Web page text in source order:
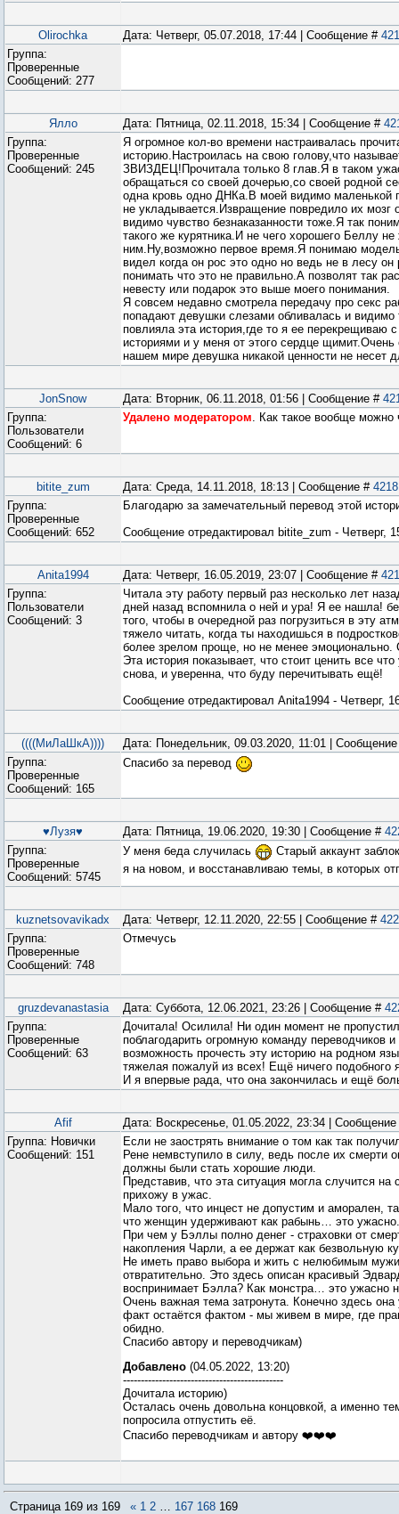
Olirochka Дата: Четверг, 05.07.2018, 17:44 | Сообщение #
Группа:
Проверенные
Сообщений: 277
Ялло Дата: Пятница, 02.11.2018, 15:34 | Сообщение #
Группа:
Проверенные
Сообщений: 245
Я огромное кол-во времени настраивалась
историю.Настроилась на свою голову,что
ЗВИЗДЕЦ!Прочитала только 8 глав.Я в таком
обращаться со своей дочерью,со своей родной
одна кровь одно ДНКа.В моей видимо маленькой
не укладывается.Извращение повредило их мозг
видимо чувство безнаказанности тоже.Я так
такого же курятника.И не чего хорошего Беллу
ним.Ну,возможно первое время.Я понимаю
видел когда он рос это одно но ведь не в лесу
понимать что это не правильно.А позволят так
невесту или подарок это выше моего понимания.
Я совсем недавно смотрела передачу про секс
попадают девушки слезами обливалась и видимо
повлияла эта история,где то я ее перекрещиваю
историями и у меня от этого сердце щимит.Очень
нашем мире девушка никакой ценности не несет
JonSnow Дата: Вторник, 06.11.2018, 01:56 | Сообщение #
Группа:
Пользователи
Сообщений: 6
Удалено модератором. Как такое вообще можно
bitite_zum Дата: Среда, 14.11.2018, 18:13 | Сообщение # 4218
Группа:
Проверенные
Сообщений: 652
Благодарю за замечательный перевод этой
Сообщение отредактировал bitite_zum - Четверг,
Anita1994 Дата: Четверг, 16.05.2019, 23:07 | Сообщение #
Группа:
Пользователи
Сообщений: 3
Читала эту работу первый раз несколько лет
дней назад вспомнила о ней и ура! Я ее нашла!
того, чтобы в очередной раз погрузиться в эту
тяжело читать, когда ты находишься в
более зрелом проще, но не менее эмоционально.
Эта история показывает, что стоит ценить все
снова, и уверенна, что буду перечитывать ещё!
Сообщение отредактировал Anita1994 - Четверг,
((((МиЛаШкА))))
Дата: Понедельник, 09.03.2020, 11:01 |
Группа:
Проверенные
Сообщений: 165
Спасибо за перевод
♥Лузя♥ Дата: Пятница, 19.06.2020, 19:30 | Сообщение #
Группа:
Проверенные
Сообщений: 5745
У меня беда случилась
Старый аккаунт
я на новом, и восстанавливаю темы, в которых
kuznetsovavikadx Дата: Четверг, 12.11.2020, 22:55 | Сообщение #
Группа:
Проверенные
Сообщений: 748
Отмечусь
gruzdevanastasia Дата: Суббота, 12.06.2021, 23:26 | Сообщение #
Группа:
Проверенные
Сообщений: 63
Дочитала! Осилила! Ни один момент не
поблагодарить огромную команду переводчиков и
возможность прочесть эту историю на родном
тяжелая пожалуй из всех! Ещё ничего подобного
И я впервые рада, что она закончилась и ещё
Afif
Дата: Воскресенье, 01.05.2022, 23:34 |
Группа: Новички
Сообщений: 151
Если не заострять внимание о том как так
Рене немвступило в силу, ведь после их смерти
должны были стать хорошие люди.
Представив, что эта ситуация могла случится
прихожу в ужас.
Мало того, что инцест не допустим и аморален,
что женщин удерживают как рабынь… это ужасно.
При чем у Бэллы полно денег - страховки от
накопления Чарли, а ее держат как безвольную
Не иметь право выбора и жить с нелюбимым
отвратительно. Это здесь описан красивый
воспринимает Бэлла? Как монстра… это ужасно
Очень важная тема затронута. Конечно здесь она
факт остаётся фактом - мы живем в мире, где
обидно.
Спасибо автору и переводчикам)
Добавлено (04.05.2022, 13:20)
---------------------------------------------
Дочитала историю)
Осталась очень довольна концовкой, а именно
попросила отпустить её.
Спасибо переводчикам и автору ❤️❤️❤️
Страница 169 из 169 « 1 2 … 167 168 169